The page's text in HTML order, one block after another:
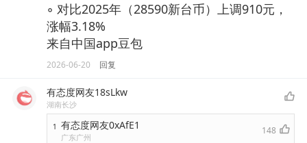
◦ 对比2025年（28590新台币）上调910元，
涨幅3.18%
来自中国app豆包
2026-06-20 回复
有态度网友18sLkw
湖南长沙
1 有态度网友0xAfE1
广东广州
148